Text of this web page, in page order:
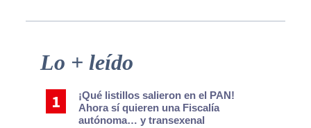
Primary
Lo + leído
¡Qué listillos salieron en el PAN!
Ahora sí quieren una Fiscalía
autónoma… y transexenal